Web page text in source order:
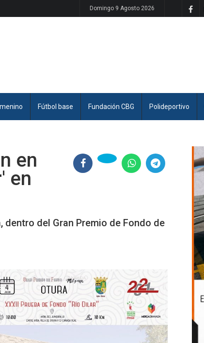
Domingo 9 Agosto 2026
Fútbol base Fundación CBG Polideportivo
en
en
dentro del Gran Premio de Fondo de